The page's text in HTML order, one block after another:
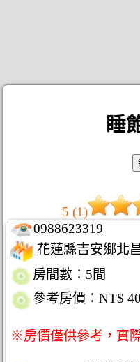
睡
5 (1)
0988623319
花蓮縣吉安鄉北
房間數：5間
參考房價：NT$
※房價僅供參考，實